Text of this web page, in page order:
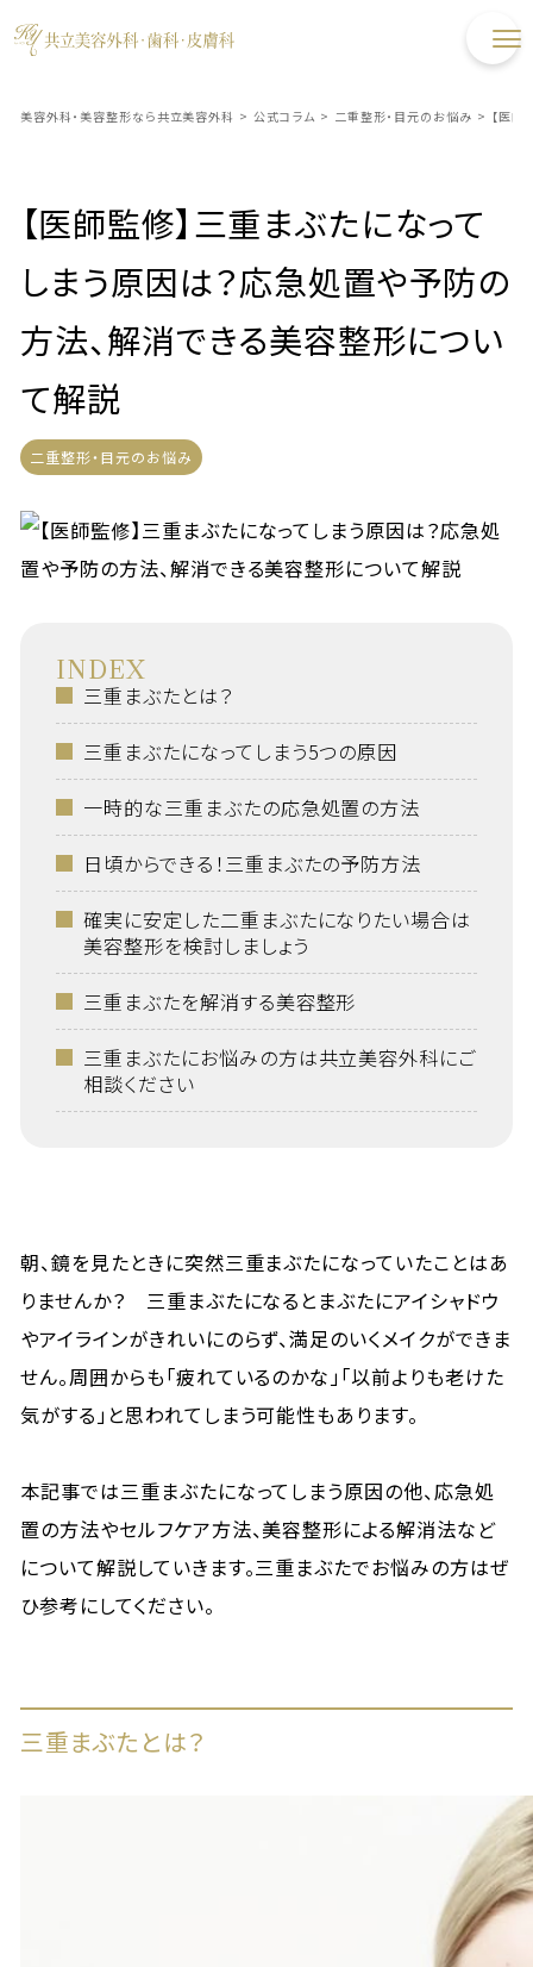
美容外科・美容整形なら共立美容外科 > 公式コラム > 二重整形・目元のお悩み > 【医
【医師監修】三重まぶたになって
しまう原因は？応急処置や予防の
方法、解消できる美容整形につい
て解説
二重整形・目元のお悩み
INDEX
三重まぶたとは？
三重まぶたになってしまう5つの原因
一時的な三重まぶたの応急処置の方法
日頃からできる！三重まぶたの予防方法
確実に安定した二重まぶたになりたい場合は
美容整形を検討しましょう
三重まぶたを解消する美容整形
三重まぶたにお悩みの方は共立美容外科にご
相談ください
朝、鏡を見たときに突然三重まぶたになっていたことはあ
りませんか？ 三重まぶたになるとまぶたにアイシャドウ
やアイラインがきれいにのらず、満足のいくメイクができま
せん。周囲からも「疲れているのかな」「以前よりも老けた
気がする」と思われてしまう可能性もあります。
本記事では三重まぶたになってしまう原因の他、応急処
置の方法やセルフケア方法、美容整形による解消法など
について解説していきます。三重まぶたでお悩みの方はぜ
ひ参考にしてください。
三重まぶたとは？